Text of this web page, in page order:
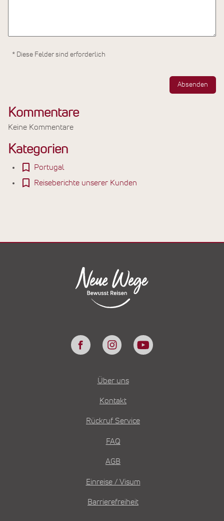
* Diese Felder sind erforderlich
Absenden
Kommentare
Keine Kommentare
Kategorien
Portugal
Reiseberichte unserer Kunden
Über uns
Kontakt
Rückruf Service
FAQ
AGB
Einreise / Visum
Barrierefreiheit